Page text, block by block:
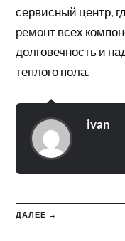
сервисный центр,
ремонт всех
долговечность и
теплого пола.
ivan
ДАЛЕЕ →